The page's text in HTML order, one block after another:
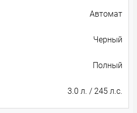
Автомат
Черный
Полный
3.0 л. / 245 л.с.